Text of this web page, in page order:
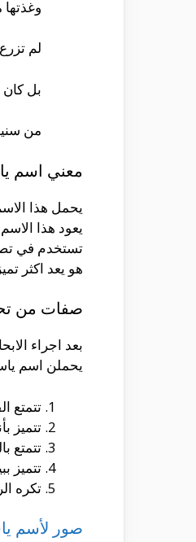
لم
بل
من
معني اسم
يحمل هذا
يعود هذا
تستخدم في
هو يعد اكثر
صفات من
بعد اجراء
يحملن اسم
تتمتع
تتميز
تتمتع
تتميز
تكره
صور لأسم